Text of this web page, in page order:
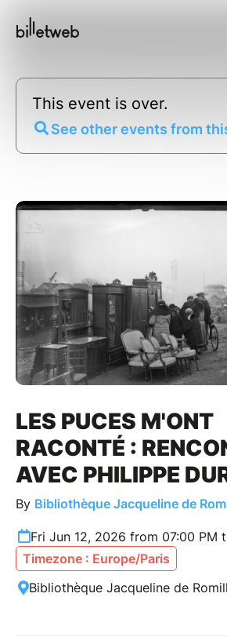
This event is over.
See other events from
LES PUCES M'ONT
RACONTÉ :
AVEC PHILIPPE
By Bibliothèque Jacqueline de
Fri Jun 12, 2026 from 07:00 PM
Timezone : Europe/Paris
Bibliothèque Jacqueline de